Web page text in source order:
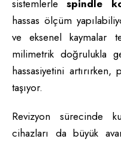
sistemlerlespindle
hassas ölçüm
ve eksenel kaymalar
milimetrik doğrulukla
hassasiyetini
taşıyor.
Revizyon sürecinde
cihazları da büyük